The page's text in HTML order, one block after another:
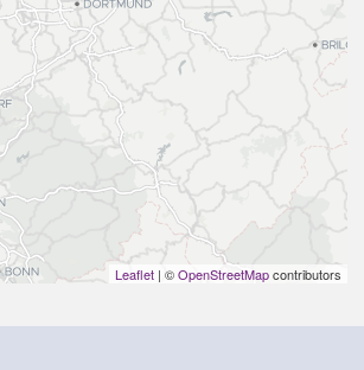
Leaflet | ©OpenStreetMapcontributors